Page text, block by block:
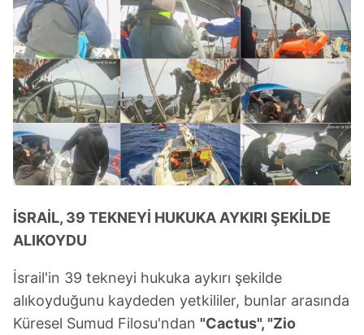
hazırlanmış Aydınlatma Metnimizi okumak ve sitemizde
ilgili mevzuata uygun olarak kullanılan çerezlerle ilgili bilgi
almak için lütfentıklayınız .
İSRAİL, 39 TEKNEYİ HUKUKA AYKIRI ŞEKİLDE
ALIKOYDU
İsrail'in 39 tekneyi hukuka aykırı şekilde
alıkoyduğunu kaydeden yetkililer, bunlar arasında
Küresel Sumud Filosu'ndan "Cactus", "Zio